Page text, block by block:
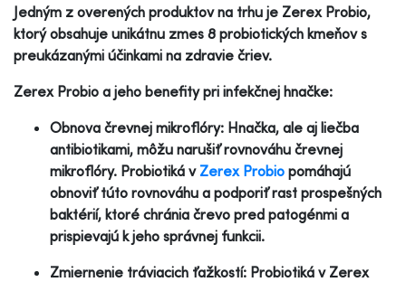
Jedným z overených produktov na trhu je Zerex Probio,
ktorý obsahuje unikátnu zmes 8 probiotických kmeňov s
preukázanými účinkami na zdravie čriev.
Zerex Probio a jeho benefity pri infekčnej hnačke:
Obnova črevnej mikroflóry: Hnačka, ale aj liečba
antibiotikami, môžu narušiť rovnováhu črevnej
mikroflóry. Probiotiká v Zerex Probio pomáhajú
obnoviť túto rovnováhu a podporiť rast prospešných
baktérií, ktoré chránia črevo pred patogénmi a
prispievajú k jeho správnej funkcii.
Zmiernenie tráviacich ťažkostí: Probiotiká v Zerex